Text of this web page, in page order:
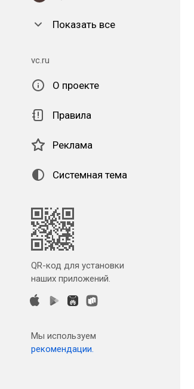
Показать все
vc.ru
О проекте
Правила
Реклама
Системная тема
QR-код для установки
наших приложений.
Мы используем
рекомендации.